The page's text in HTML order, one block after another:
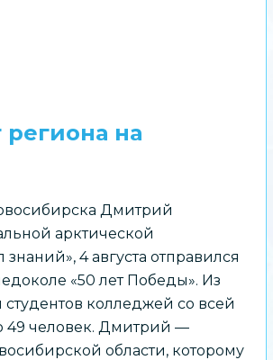
на
Дмитрий
арктической
4 августа отправился
«50 лет Победы». Из
колледжей со всей
49 человек. Дмитрий —
области, которому